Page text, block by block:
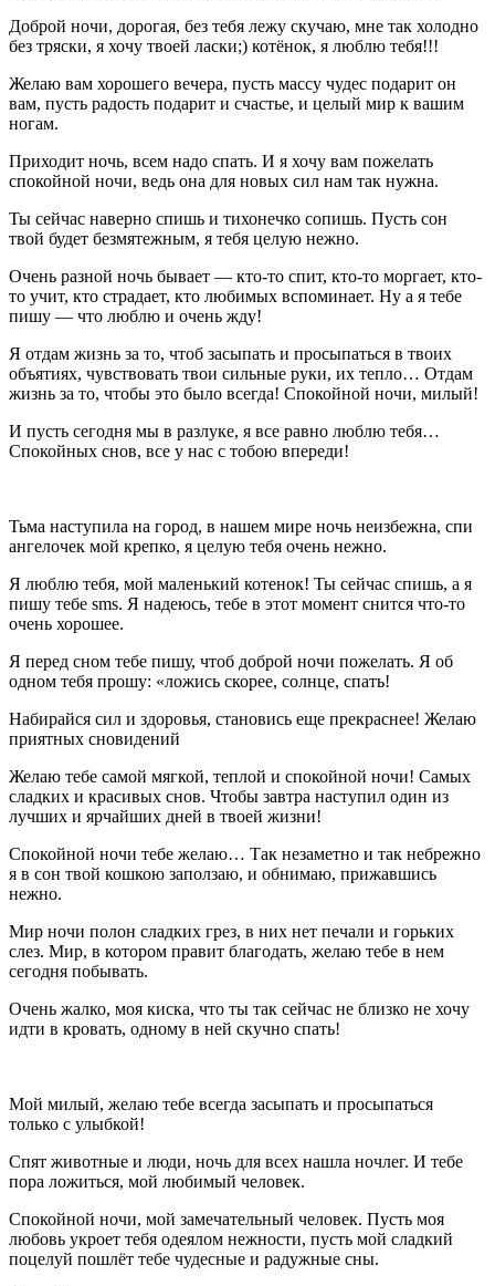
Доброй ночи, дорогая, без тебя лежу скучаю, мне так холодно
без тряски, я хочу твоей ласки;) котёнок, я люблю тебя!!!
Желаю вам хорошего вечера, пусть массу чудес подарит он
вам, пусть радость подарит и счастье, и целый мир к вашим
ногам.
Приходит ночь, всем надо спать. И я хочу вам пожелать
спокойной ночи, ведь она для новых сил нам так нужна.
Ты сейчас наверно спишь и тихонечко сопишь. Пусть сон
твой будет безмятежным, я тебя целую нежно.
Очень разной ночь бывает — кто-то спит, кто-то моргает, кто-
то учит, кто страдает, кто любимых вспоминает. Ну а я тебе
пишу — что люблю и очень жду!
Я отдам жизнь за то, чтоб засыпать и просыпаться в твоих
объятиях, чувствовать твои сильные руки, их тепло… Отдам
жизнь за то, чтобы это было всегда! Спокойной ночи, милый!
И пусть сегодня мы в разлуке, я все равно люблю тебя…
Спокойных снов, все у нас с тобою впереди!
Тьма наступила на город, в нашем мире ночь неизбежна, спи
ангелочек мой крепко, я целую тебя очень нежно.
Я люблю тебя, мой маленький котенок! Ты сейчас спишь, а я
пишу тебе sms. Я надеюсь, тебе в этот момент снится что-то
очень хорошее.
Я перед сном тебе пишу, чтоб доброй ночи пожелать. Я об
одном тебя прошу: «ложись скорее, солнце, спать!
Набирайся сил и здоровья, становись еще прекраснее! Желаю
приятных сновидений
Желаю тебе самой мягкой, теплой и спокойной ночи! Самых
сладких и красивых снов. Чтобы завтра наступил один из
лучших и ярчайших дней в твоей жизни!
Спокойной ночи тебе желаю… Так незаметно и так небрежно
я в сон твой кошкою заползаю, и обнимаю, прижавшись
нежно.
Мир ночи полон сладких грез, в них нет печали и горьких
слез. Мир, в котором правит благодать, желаю тебе в нем
сегодня побывать.
Очень жалко, моя киска, что ты так сейчас не близко не хочу
идти в кровать, одному в ней скучно спать!
Мой милый, желаю тебе всегда засыпать и просыпаться
только с улыбкой!
Спят животные и люди, ночь для всех нашла ночлег. И тебе
пора ложиться, мой любимый человек.
Спокойной ночи, мой замечательный человек. Пусть моя
любовь укроет тебя одеялом нежности, пусть мой сладкий
поцелуй пошлёт тебе чудесные и радужные сны.